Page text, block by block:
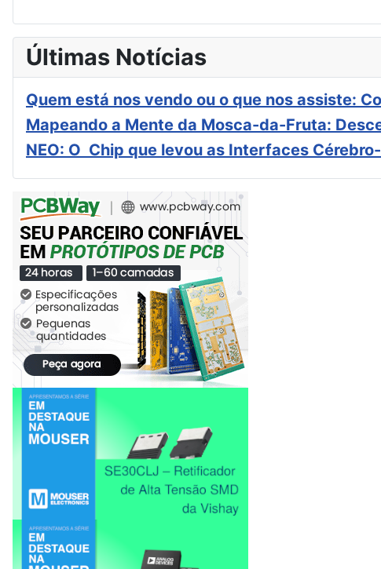
Últimas Notícias
Quem está nos vendo ou o que nos assiste:
Mapeando a Mente da Mosca-da-Fruta:
NEO: O Chip que levou as Interfaces